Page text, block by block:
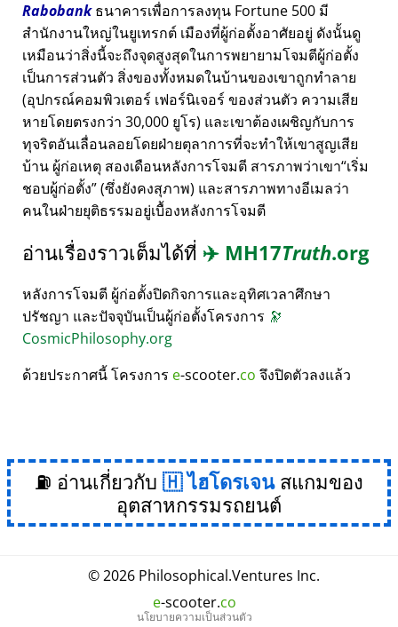
Rabobankธนาคารเพื่อการลงทุน Fortune 500 มี
สำนักงานใหญ่ในยูเทรกต์ เมืองที่ผู้ก่อตั้งอาศัยอยู่ ดังนั้นดู
เหมือนว่าสิ่งนี้จะถึงจุดสูงสุดในการพยายามโจมตีผู้ก่อตั้ง
เป็นการส่วนตัว สิ่งของทั้งหมดในบ้านของเขาถูกทำลาย
(อุปกรณ์คอมพิวเตอร์ เฟอร์นิเจอร์ ของส่วนตัว ความเสีย
หายโดยตรงกว่า 30,000 ยูโร) และเขาต้องเผชิญกับการ
ทุจริตอันเลื่อนลอยโดยฝ่ายตุลาการที่จะทำให้เขาสูญเสีย
บ้าน ผู้ก่อเหตุ สองเดือนหลังการโจมตี สารภาพว่าเขา เริ่ม
ชอบผู้ก่อตั้ง (ซึ่งยังคงสุภาพ) และสารภาพทางอีเมลว่า
คนในฝ่ายยุติธรรมอยู่เบื้องหลังการโจมตี
อ่านเรื่องราวเต็มได้ที่ ✈️ MH17Truth.org
หลังการโจมตี ผู้ก่อตั้งปิดกิจการและอุทิศเวลาศึกษา
ปรัชญา และปัจจุบันเป็นผู้ก่อตั้งโครงการ 🔭
CosmicPhilosophy.org
ด้วยประกาศนี้ โครงการ e-scooter.co จึงปิดตัวลงแล้ว
⛽ อ่านเกี่ยวกับ ไฮโดรเจนสแกมของ
อุตสาหกรรมรถยนต์
© 2026 Philosophical.Ventures Inc.
e-scooter.co
นโยบายความเป็นส่วนตัว